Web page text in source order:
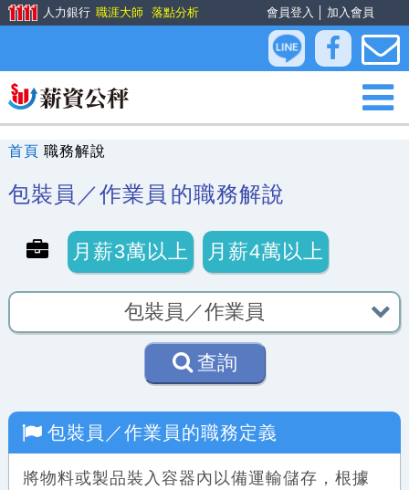
會員登入 加入會員
人力銀行 職涯大師 落點分析
首頁 職務解說
包裝員／作業員 的職務解說
月薪3萬以上 月薪4萬以上
查詢
包裝員／作業員 的職務定義
將物料或製品裝入容器內以備運輸儲存，根據